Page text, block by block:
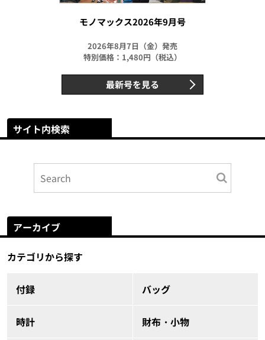
モノマックス2026年9月号
2026年8月7日（金）発売
特別価格：1,480円（税込）
最新号を見る
サイト内検索
アーカイブ
カテゴリから探す
付録 バッグ
時計 財布・小物